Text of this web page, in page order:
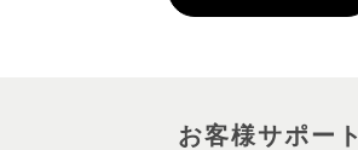
お客様サポート